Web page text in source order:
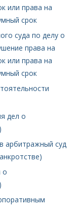
или права на
срок
суда по делу о
права на
или права на
срок
дел о
арбитражный суд
о